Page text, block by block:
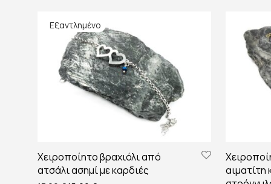
Χειροποίητο βραχιόλι από
ατσάλι ασημί με καρδιές
αιματίτη